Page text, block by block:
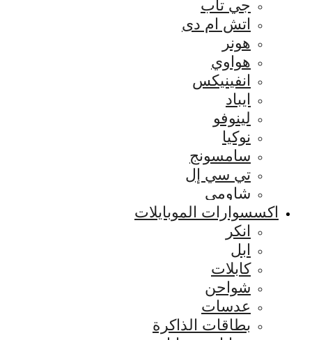
جي تاب
اتش ام دى
هونر
هواوي
انفينيكس
ايباد
لينوفو
نوكيا
سامسونج
تي سي إل
شاومي
اكسسوارات الموبايلات
انكر
ابل
كابلات
شواحن
عدسات
بطاقات الذاكرة